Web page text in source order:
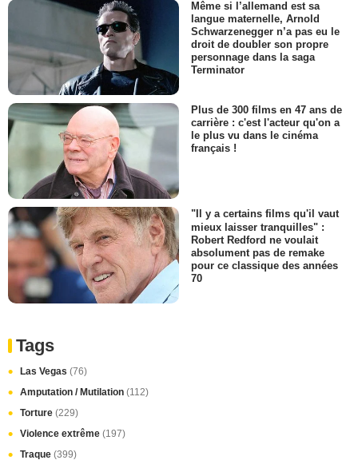
Même si l’allemand est sa
langue maternelle, Arnold
Schwarzenegger n’a pas eu le
droit de doubler son propre
personnage dans la saga
Terminator
Plus de 300 films en 47 ans de
carrière : c'est l'acteur qu'on a
le plus vu dans le cinéma
français !
"Il y a certains films qu'il vaut
mieux laisser tranquilles" :
Robert Redford ne voulait
absolument pas de remake
pour ce classique des années
70
Tags
Las Vegas (76)
Amputation / Mutilation (112)
Torture (229)
Violence extrême (197)
Traque (399)